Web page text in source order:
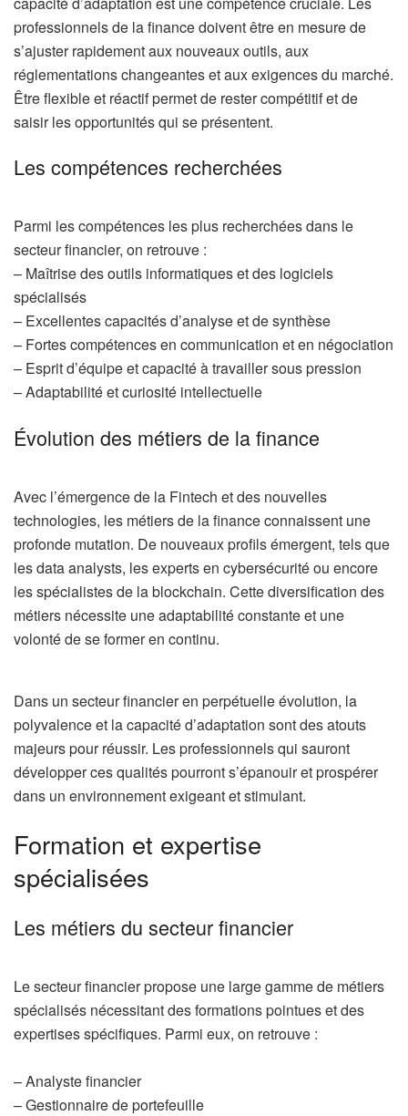
professionnels de la finance doivent être en mesure de
s’ajuster rapidement aux nouveaux outils, aux
réglementations changeantes et aux exigences du marché.
Être flexible et réactif permet de rester compétitif et de
saisir les opportunités qui se présentent.
Les compétences recherchées
Parmi les compétences les plus recherchées dans le
secteur financier, on retrouve :
– Maîtrise des outils informatiques et des logiciels
spécialisés
– Excellentes capacités d’analyse et de synthèse
– Fortes compétences en communication et en négociation
– Esprit d’équipe et capacité à travailler sous pression
– Adaptabilité et curiosité intellectuelle
Évolution des métiers de la finance
Avec l’émergence de la Fintech et des nouvelles
technologies, les métiers de la finance connaissent une
profonde mutation. De nouveaux profils émergent, tels que
les data analysts, les experts en cybersécurité ou encore
les spécialistes de la blockchain. Cette diversification des
métiers nécessite une adaptabilité constante et une
volonté de se former en continu.
Dans un secteur financier en perpétuelle évolution, la
polyvalence et la capacité d’adaptation sont des atouts
majeurs pour réussir. Les professionnels qui sauront
développer ces qualités pourront s’épanouir et prospérer
dans un environnement exigeant et stimulant.
Formation et expertise
spécialisées
Les métiers du secteur financier
Le secteur financier propose une large gamme de métiers
spécialisés nécessitant des formations pointues et des
expertises spécifiques. Parmi eux, on retrouve :
– Analyste financier
– Gestionnaire de portefeuille